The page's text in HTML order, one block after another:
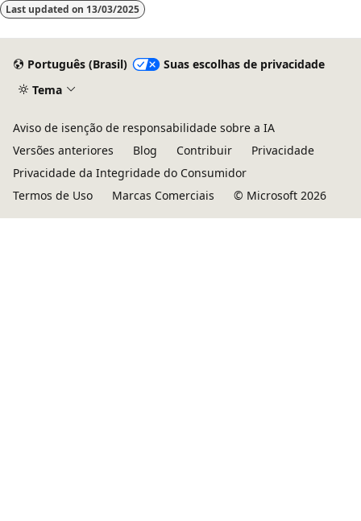
uma variedade altamente disponível de tecnologias de HPC e IA
que podem ser alocadas dinamicamente conforme as suas
necessidades técnicas e empresariais mudam. E
Last updated on 13/03/2025
Português (Brasil)
Suas escolhas de privacidade
Tema
Aviso de isenção de responsabilidade sobre a IA
Versões anteriores
Blog Contribuir
Privacidade
Privacidade da Integridade do Consumidor
Termos de Uso
Marcas Comerciais © Microsoft 2026